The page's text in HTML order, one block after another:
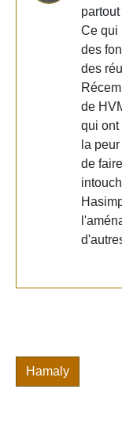
Ce qui
des
des
de
qui ont
la
de
Hamaly